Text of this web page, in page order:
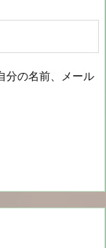
分の名前、メール